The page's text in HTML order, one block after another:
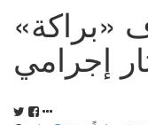
«براكة»
إجرامي